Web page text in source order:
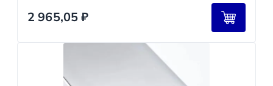
2 965,05₽